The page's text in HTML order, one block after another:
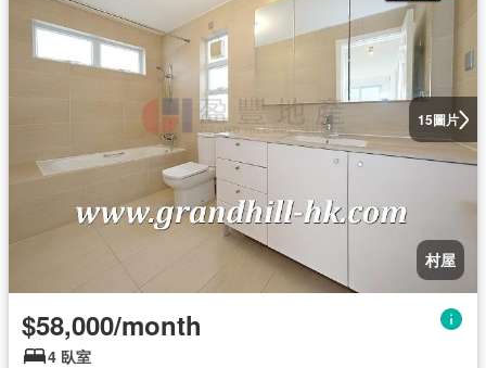
15圖片
村屋
$58,000/month
4 臥室